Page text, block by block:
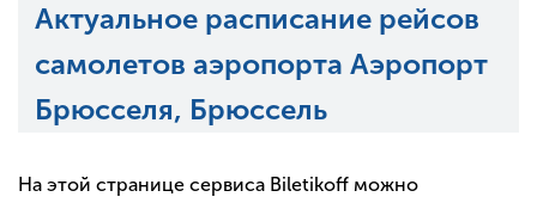
Актуальное расписание рейсов
самолетов аэропорта Аэропорт
Брюсселя, Брюссель
На этой странице сервиса Biletikoff можно